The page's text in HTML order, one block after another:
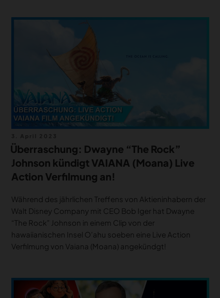
am
Überraschung: Dwayne “The Rock”
Johnson kündigt VAIANA (Moana) Live
Action Verfilmung an!
Während des jährlichen Treffens von Aktieninhabern der
Walt Disney Company mit CEO Bob Iger hat Dwayne
“The Rock” Johnson in einem Clip von der
hawaiianischen Insel O’ahu soeben eine Live Action
Verfilmung von Vaiana (Moana) angekündgt!